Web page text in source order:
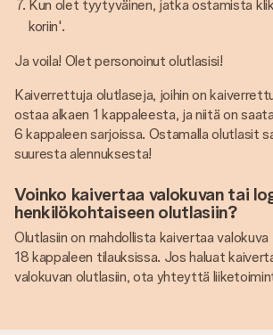
Kun olet tyytyväinen, jatka ostamista
koriin'.
Ja voila! Olet personoinut olutlasisi!
Kaiverrettuja olutlaseja, joihin on
ostaa alkaen 1 kappaleesta, ja niitä on
6 kappaleen sarjoissa. Ostamalla olutlasit
suuresta alennuksesta!
Voinko kaivertaa valokuvan tai
henkilökohtaiseen olutlasiin?
Olutlasiin on mahdollista kaivertaa
18 kappaleen tilauksissa. Jos haluat
valokuvan olutlasiin, ota yhteyttä